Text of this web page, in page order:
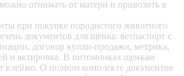
отнимать от матери и привозить в
при покупке породистого животного
документов для щенка: ветпаспорт с
договор купли-продажи, метрика,
и актировка. В питомниках щенкам
клеймо. О полном комплекте документов